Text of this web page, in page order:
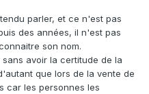
parler, et ce n'est pas
des années, il n'est pas
son nom.
avoir la certitude de la
que lors de la vente de
car les personnes les